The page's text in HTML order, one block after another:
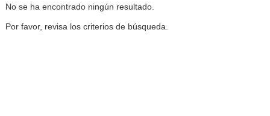
No se ha encontrado ningún resultado.
Por favor, revisa los criterios de búsqueda.